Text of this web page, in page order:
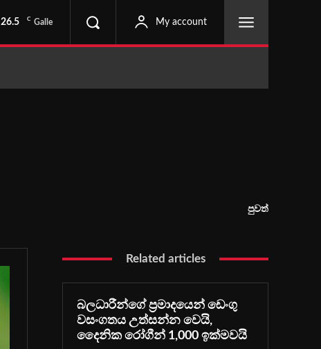
26.5 C Galle My account
පුවත්
Related articles
බලධාරීන්ගේ ප්‍රමාදයෙන් ඩෙංගු
වසංගතය උත්සන්න වෙයි,
දෛනික රෝගීන් 1,000 ඉක්මවයි